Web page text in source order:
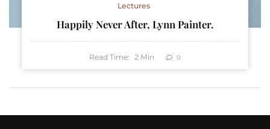
Lectures
Happily Never After, Lynn Painter.
Read Time: 2 Min 0